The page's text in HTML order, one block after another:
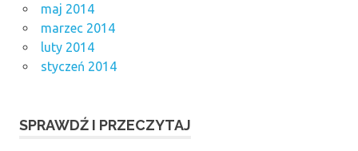
maj 2014
marzec 2014
luty 2014
styczeń 2014
SPRAWDŹ I PRZECZYTAJ